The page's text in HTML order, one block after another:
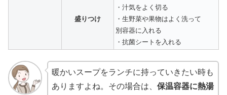
盛りつけ
・汁気をよく切る
・生野菜や果物はよく洗って
別容器に入れる
・抗菌シートを入れる
暖かいスープをランチに持っていきたい時も
ありますよね。その場合は、 保温容器に熱湯